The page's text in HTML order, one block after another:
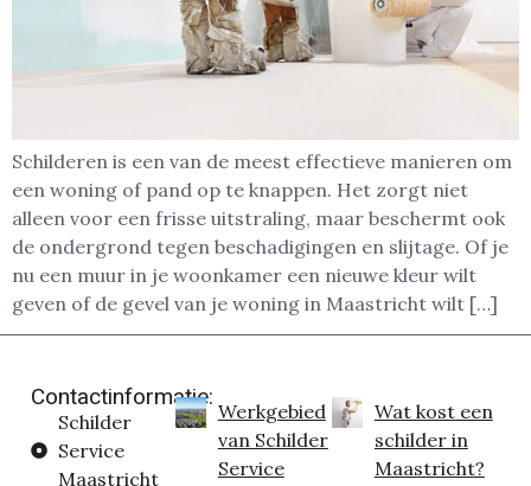
Schilderen is een van de meest effectieve manieren om
een woning of pand op te knappen. Het zorgt niet
alleen voor een frisse uitstraling, maar beschermt ook
de ondergrond tegen beschadigingen en slijtage. Of je
nu een muur in je woonkamer een nieuwe kleur wilt
geven of de gevel van je woning in Maastricht wilt […]
Contactinformatie:
Schilder
Service
Maastricht
Werkgebied
van Schilder
Service
Wat kost een
schilder in
Maastricht?